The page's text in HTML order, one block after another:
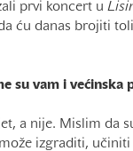
prvi koncert u
ću danas brojiti
su vam i
a nije. Mislim da
izgraditi,